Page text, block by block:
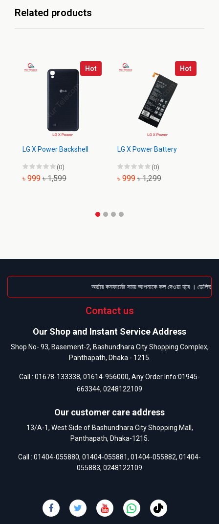
Related products
Hot
LG X Power Backshell
(0)
৳ 999 ৳ 1,599
Hot
LG X Power Battery
(0)
৳ 999 ৳ 1,299
অর্ডার কনফার্মের সময় আপনাকে কল দেওয়া হবে ।
Contact us
Our Shop and Instant Service Address
Shop No- 93, Basement-2, Bashundhara City Shopping Complex,
Panthapath, Dhaka - 1215.
Call : 01678-133338, 01614-956000, Any Order Info:01945-
663344, 0248122109
Our customer care address
13/A-1, West Side of Bashundhara City Shopping Mall,
Panthapath, Dhaka-1215.
Call : 01404-055880, 01404-055881, 01404-055882, 01404-
055883, 0248122109